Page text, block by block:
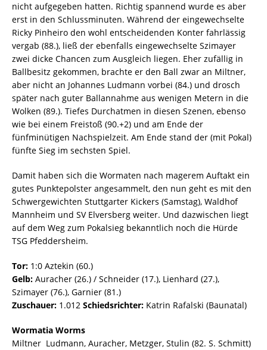
nicht aufgegeben hatten. Richtig spannend wurde es aber
erst in den Schlussminuten. Während der eingewechselte
Ricky Pinheiro den wohl entscheidenden Konter fahrlässig
vergab (88.), ließ der ebenfalls eingewechselte Szimayer
zwei dicke Chancen zum Ausgleich liegen. Eher zufällig in
Ballbesitz gekommen, brachte er den Ball zwar an Miltner,
aber nicht an Johannes Ludmann vorbei (84.) und drosch
später nach guter Ballannahme aus wenigen Metern in die
Wolken (89.). Tiefes Durchatmen in diesen Szenen, ebenso
wie bei einem Freistoß (90.+2) und am Ende der
fünfminütigen Nachspielzeit. Am Ende stand der (mit Pokal)
fünfte Sieg im sechsten Spiel.
Damit haben sich die Wormaten nach magerem Auftakt ein
gutes Punktepolster angesammelt, den nun geht es mit den
Schwergewichten Stuttgarter Kickers (Samstag), Waldhof
Mannheim und SV Elversberg weiter. Und dazwischen liegt
auf dem Weg zum Pokalsieg bekanntlich noch die Hürde
TSG Pfeddersheim.
Tor: 1:0 Aztekin (60.)
Gelb: Auracher (26.) / Schneider (17.), Lienhard (27.),
Szimayer (76.), Garnier (81.)
Zuschauer: 1.012 Schiedsrichter: Katrin Rafalski (Baunatal)
Wormatia Worms
Miltner  Ludmann, Auracher, Metzger, Stulin (82. S. Schmitt) 